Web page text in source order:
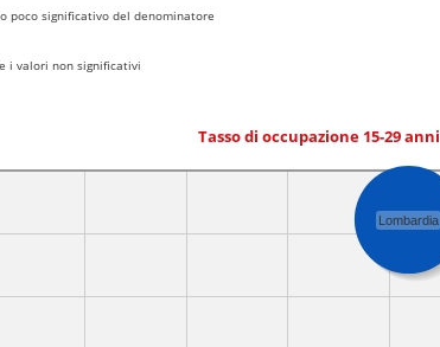
poco significativo del denominatore
i valori non significativi
Tasso di occupazione 15-29 anni
Lombardia